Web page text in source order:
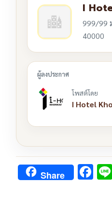
I
999/99
40000
โพสต์โดย
I Hotel
Share